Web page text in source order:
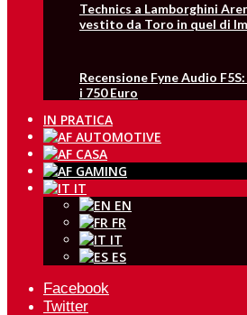
Technics a Lamborghini
vestito da Toro in quel di
Recensione Fyne Audio
i 750 Euro
IN PRATICA
IT
EN
FR
IT
ES
Facebook
Twitter